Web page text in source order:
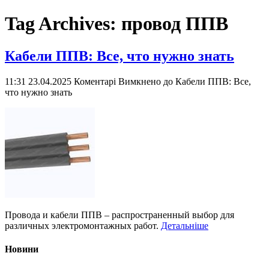
Tag Archives: провод ППВ
Кабели ППВ: Все, что нужно знать
11:31 23.04.2025 Коментарі Вимкнено до Кабели ППВ: Все,
что нужно знать
Провода и кабели ППВ – распространенный выбор для
различных электромонтажных работ. Детальніше
Новини